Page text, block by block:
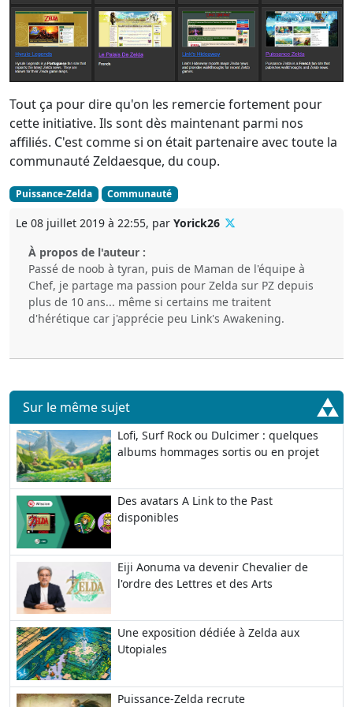
Tout ça pour dire qu'on les remercie fortement pour
cette initiative. Ils sont dès maintenant parmi nos
affiliés. C'est comme si on était partenaire avec toute la
communauté Zeldaesque, du coup.
Puissance-Zelda Communauté
Le 08 juillet 2019 à 22:55, par Yorick26
À propos de l'auteur :
Passé de noob à tyran, puis de Maman de l'équipe à
Chef, je partage ma passion pour Zelda sur PZ depuis
plus de 10 ans... même si certains me traitent
d'hérétique car j'apprécie peu Link's Awakening.
Sur le même sujet
Lofi, Surf Rock ou Dulcimer : quelques
albums hommages sortis ou en projet
Des avatars A Link to the Past
disponibles
Eiji Aonuma va devenir Chevalier de
l'ordre des Lettres et des Arts
Une exposition dédiée à Zelda aux
Utopiales
Puissance-Zelda recrute